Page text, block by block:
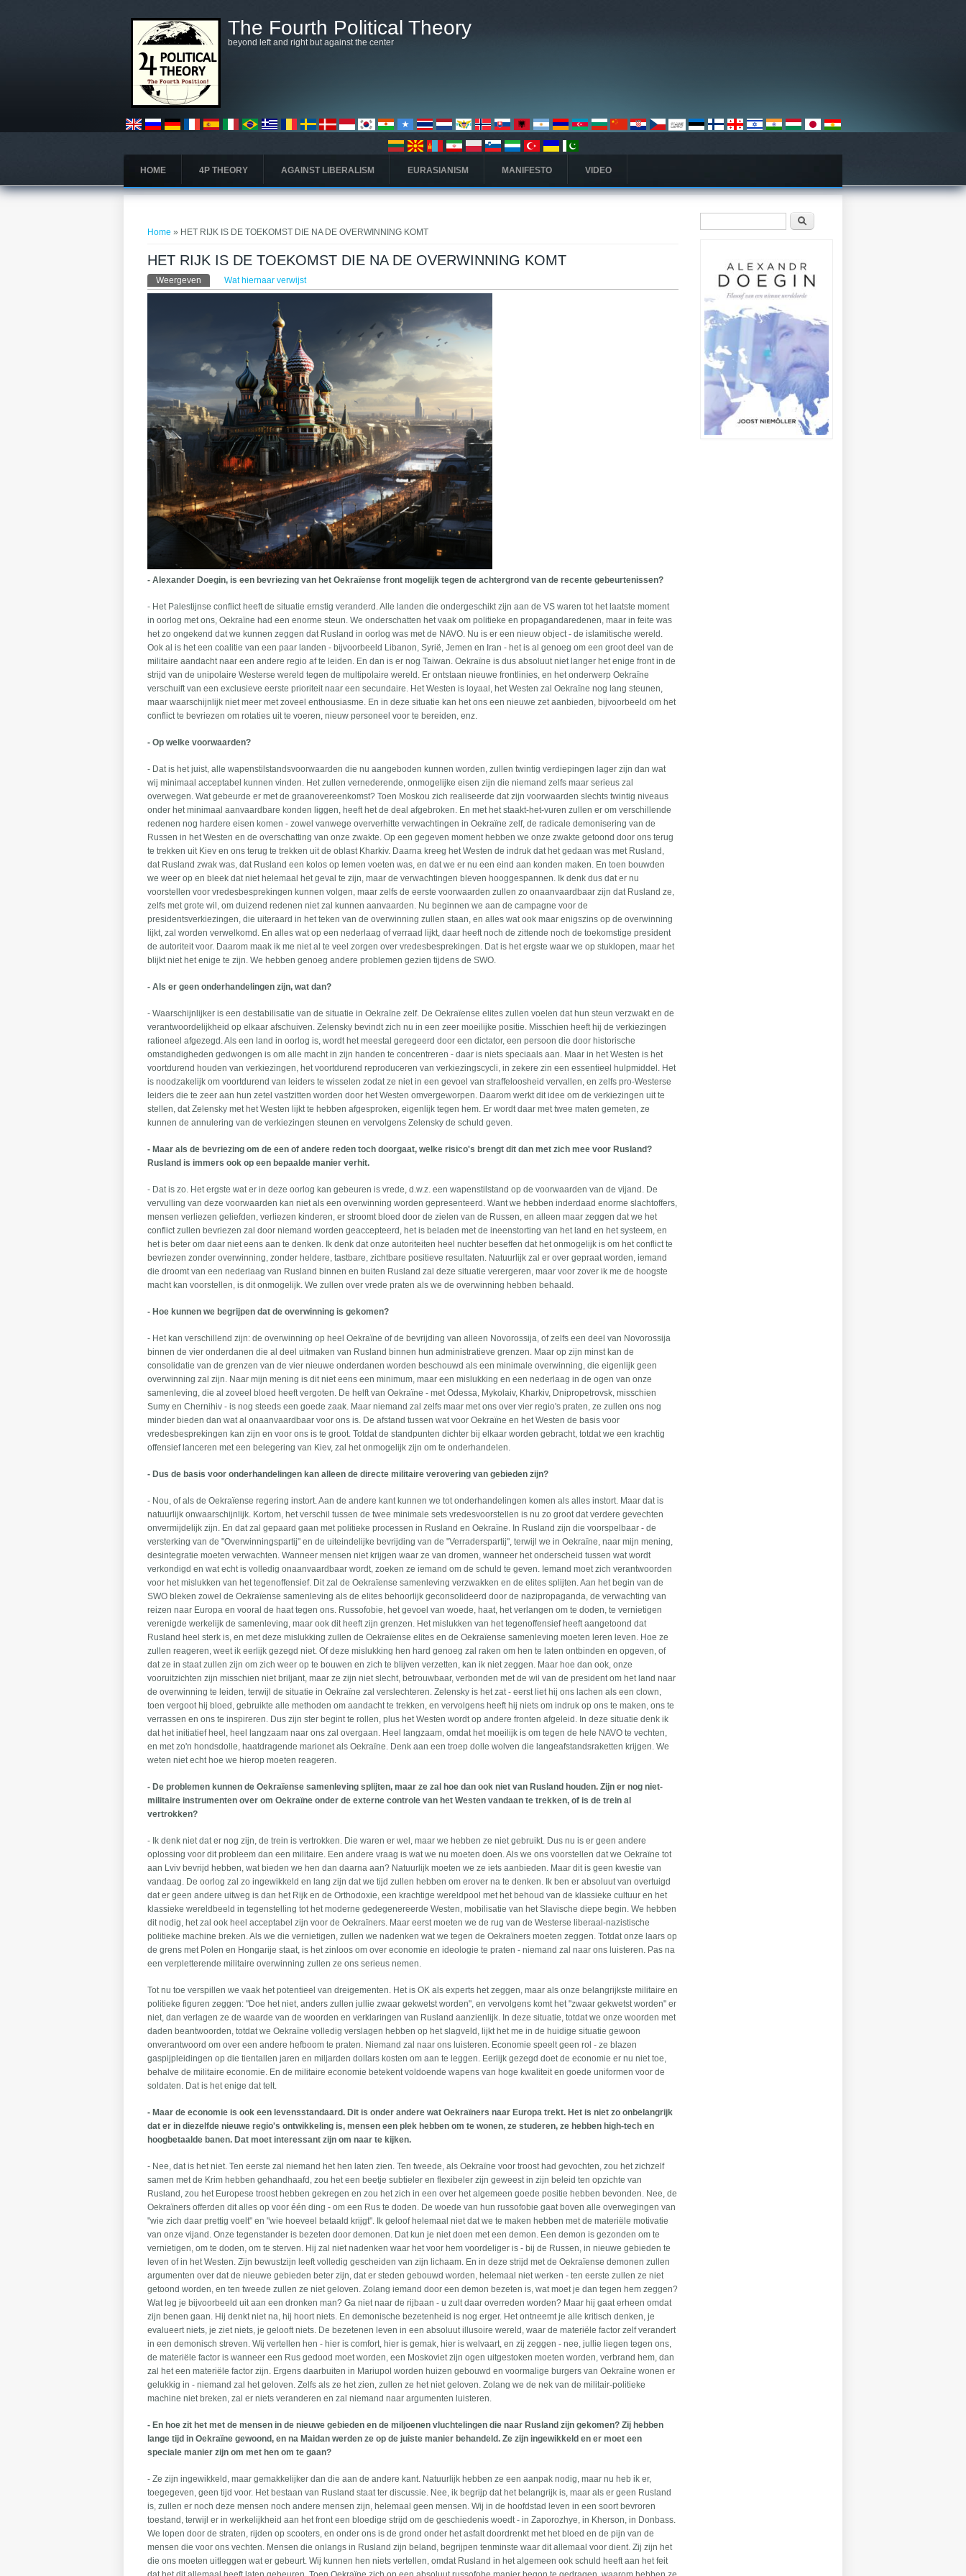
The Fourth Political Theory
beyond left and right but against the center
HOME 4P THEORY AGAINST LIBERALISM EURASIANISM MANIFESTO VIDEO
Home » HET RIJK IS DE TOEKOMST DIE NA DE OVERWINNING KOMT
HET RIJK IS DE TOEKOMST DIE NA DE OVERWINNING KOMT
Primaire tabs
Weergeven (actieve tabblad)
Wat hiernaar verwijst
- Alexander Doegin, is een bevriezing van het Oekraïense front mogelijk tegen de achtergrond van de recente gebeurtenissen?
- Het Palestijnse conflict heeft de situatie ernstig veranderd. Alle landen die ondergeschikt zijn aan de VS waren tot het laatste moment
in oorlog met ons, Oekraïne had een enorme steun. We onderschatten het vaak om politieke en propagandaredenen, maar in feite was
het zo ongekend dat we kunnen zeggen dat Rusland in oorlog was met de NAVO. Nu is er een nieuw object - de islamitische wereld.
Ook al is het een coalitie van een paar landen - bijvoorbeeld Libanon, Syrië, Jemen en Iran - het is al genoeg om een groot deel van de
militaire aandacht naar een andere regio af te leiden. En dan is er nog Taiwan. Oekraïne is dus absoluut niet langer het enige front in de
strijd van de unipolaire Westerse wereld tegen de multipolaire wereld. Er ontstaan nieuwe frontlinies, en het onderwerp Oekraïne
verschuift van een exclusieve eerste prioriteit naar een secundaire. Het Westen is loyaal, het Westen zal Oekraïne nog lang steunen,
maar waarschijnlijk niet meer met zoveel enthousiasme. En in deze situatie kan het ons een nieuwe zet aanbieden, bijvoorbeeld om het
conflict te bevriezen om rotaties uit te voeren, nieuw personeel voor te bereiden, enz.
- Op welke voorwaarden?
- Dat is het juist, alle wapenstilstandsvoorwaarden die nu aangeboden kunnen worden, zullen twintig verdiepingen lager zijn dan wat
wij minimaal acceptabel kunnen vinden. Het zullen vernederende, onmogelijke eisen zijn die niemand zelfs maar serieus zal
overwegen. Wat gebeurde er met de graanovereenkomst? Toen Moskou zich realiseerde dat zijn voorwaarden slechts twintig niveaus
onder het minimaal aanvaardbare konden liggen, heeft het de deal afgebroken. En met het staakt-het-vuren zullen er om verschillende
redenen nog hardere eisen komen - zowel vanwege oververhitte verwachtingen in Oekraïne zelf, de radicale demonisering van de
Russen in het Westen en de overschatting van onze zwakte. Op een gegeven moment hebben we onze zwakte getoond door ons terug
te trekken uit Kiev en ons terug te trekken uit de oblast Kharkiv. Daarna kreeg het Westen de indruk dat het gedaan was met Rusland,
dat Rusland zwak was, dat Rusland een kolos op lemen voeten was, en dat we er nu een eind aan konden maken. En toen bouwden
we weer op en bleek dat niet helemaal het geval te zijn, maar de verwachtingen bleven hooggespannen. Ik denk dus dat er nu
voorstellen voor vredesbesprekingen kunnen volgen, maar zelfs de eerste voorwaarden zullen zo onaanvaardbaar zijn dat Rusland ze,
zelfs met grote wil, om duizend redenen niet zal kunnen aanvaarden. Nu beginnen we aan de campagne voor de
presidentsverkiezingen, die uiteraard in het teken van de overwinning zullen staan, en alles wat ook maar enigszins op de overwinning
lijkt, zal worden verwelkomd. En alles wat op een nederlaag of verraad lijkt, daar heeft noch de zittende noch de toekomstige president
de autoriteit voor. Daarom maak ik me niet al te veel zorgen over vredesbesprekingen. Dat is het ergste waar we op stuklopen, maar het
blijkt niet het enige te zijn. We hebben genoeg andere problemen gezien tijdens de SWO.
- Als er geen onderhandelingen zijn, wat dan?
- Waarschijnlijker is een destabilisatie van de situatie in Oekraïne zelf. De Oekraïense elites zullen voelen dat hun steun verzwakt en de
verantwoordelijkheid op elkaar afschuiven. Zelensky bevindt zich nu in een zeer moeilijke positie. Misschien heeft hij de verkiezingen
rationeel afgezegd. Als een land in oorlog is, wordt het meestal geregeerd door een dictator, een persoon die door historische
omstandigheden gedwongen is om alle macht in zijn handen te concentreren - daar is niets speciaals aan. Maar in het Westen is het
voortdurend houden van verkiezingen, het voortdurend reproduceren van verkiezingscycli, in zekere zin een essentieel hulpmiddel. Het
is noodzakelijk om voortdurend van leiders te wisselen zodat ze niet in een gevoel van straffeloosheid vervallen, en zelfs pro-Westerse
leiders die te zeer aan hun zetel vastzitten worden door het Westen omvergeworpen. Daarom werkt dit idee om de verkiezingen uit te
stellen, dat Zelensky met het Westen lijkt te hebben afgesproken, eigenlijk tegen hem. Er wordt daar met twee maten gemeten, ze
kunnen de annulering van de verkiezingen steunen en vervolgens Zelensky de schuld geven.
- Maar als de bevriezing om de een of andere reden toch doorgaat, welke risico's brengt dit dan met zich mee voor Rusland?
Rusland is immers ook op een bepaalde manier verhit.
- Dat is zo. Het ergste wat er in deze oorlog kan gebeuren is vrede, d.w.z. een wapenstilstand op de voorwaarden van de vijand. De
vervulling van deze voorwaarden kan niet als een overwinning worden gepresenteerd. Want we hebben inderdaad enorme slachtoffers,
mensen verliezen geliefden, verliezen kinderen, er stroomt bloed door de zielen van de Russen, en alleen maar zeggen dat we het
conflict zullen bevriezen zal door niemand worden geaccepteerd, het is beladen met de ineenstorting van het land en het systeem, en
het is beter om daar niet eens aan te denken. Ik denk dat onze autoriteiten heel nuchter beseffen dat het onmogelijk is om het conflict te
bevriezen zonder overwinning, zonder heldere, tastbare, zichtbare positieve resultaten. Natuurlijk zal er over gepraat worden, iemand
die droomt van een nederlaag van Rusland binnen en buiten Rusland zal deze situatie verergeren, maar voor zover ik me de hoogste
macht kan voorstellen, is dit onmogelijk. We zullen over vrede praten als we de overwinning hebben behaald.
- Hoe kunnen we begrijpen dat de overwinning is gekomen?
- Het kan verschillend zijn: de overwinning op heel Oekraïne of de bevrijding van alleen Novorossija, of zelfs een deel van Novorossija
binnen de vier onderdanen die al deel uitmaken van Rusland binnen hun administratieve grenzen. Maar op zijn minst kan de
consolidatie van de grenzen van de vier nieuwe onderdanen worden beschouwd als een minimale overwinning, die eigenlijk geen
overwinning zal zijn. Naar mijn mening is dit niet eens een minimum, maar een mislukking en een nederlaag in de ogen van onze
samenleving, die al zoveel bloed heeft vergoten. De helft van Oekraïne - met Odessa, Mykolaiv, Kharkiv, Dnipropetrovsk, misschien
Sumy en Chernihiv - is nog steeds een goede zaak. Maar niemand zal zelfs maar met ons over vier regio's praten, ze zullen ons nog
minder bieden dan wat al onaanvaardbaar voor ons is. De afstand tussen wat voor Oekraïne en het Westen de basis voor
vredesbesprekingen kan zijn en voor ons is te groot. Totdat de standpunten dichter bij elkaar worden gebracht, totdat we een krachtig
offensief lanceren met een belegering van Kiev, zal het onmogelijk zijn om te onderhandelen.
- Dus de basis voor onderhandelingen kan alleen de directe militaire verovering van gebieden zijn?
- Nou, of als de Oekraïense regering instort. Aan de andere kant kunnen we tot onderhandelingen komen als alles instort. Maar dat is
natuurlijk onwaarschijnlijk. Kortom, het verschil tussen de twee minimale sets vredesvoorstellen is nu zo groot dat verdere gevechten
onvermijdelijk zijn. En dat zal gepaard gaan met politieke processen in Rusland en Oekraïne. In Rusland zijn die voorspelbaar - de
versterking van de "Overwinningspartij" en de uiteindelijke bevrijding van de "Verraderspartij", terwijl we in Oekraïne, naar mijn mening,
desintegratie moeten verwachten. Wanneer mensen niet krijgen waar ze van dromen, wanneer het onderscheid tussen wat wordt
verkondigd en wat echt is volledig onaanvaardbaar wordt, zoeken ze iemand om de schuld te geven. Iemand moet zich verantwoorden
voor het mislukken van het tegenoffensief. Dit zal de Oekraïense samenleving verzwakken en de elites splijten. Aan het begin van de
SWO bleken zowel de Oekraïense samenleving als de elites behoorlijk geconsolideerd door de nazipropaganda, de verwachting van
reizen naar Europa en vooral de haat tegen ons. Russofobie, het gevoel van woede, haat, het verlangen om te doden, te vernietigen
verenigde werkelijk de samenleving, maar ook dit heeft zijn grenzen. Het mislukken van het tegenoffensief heeft aangetoond dat
Rusland heel sterk is, en met deze mislukking zullen de Oekraïense elites en de Oekraïense samenleving moeten leren leven. Hoe ze
zullen reageren, weet ik eerlijk gezegd niet. Of deze mislukking hen hard genoeg zal raken om hen te laten ontbinden en opgeven, of
dat ze in staat zullen zijn om zich weer op te bouwen en zich te blijven verzetten, kan ik niet zeggen. Maar hoe dan ook, onze
vooruitzichten zijn misschien niet briljant, maar ze zijn niet slecht, betrouwbaar, verbonden met de wil van de president om het land naar
de overwinning te leiden, terwijl de situatie in Oekraïne zal verslechteren. Zelensky is het zat - eerst liet hij ons lachen als een clown,
toen vergoot hij bloed, gebruikte alle methoden om aandacht te trekken, en vervolgens heeft hij niets om indruk op ons te maken, ons te
verrassen en ons te inspireren. Dus zijn ster begint te rollen, plus het Westen wordt op andere fronten afgeleid. In deze situatie denk ik
dat het initiatief heel, heel langzaam naar ons zal overgaan. Heel langzaam, omdat het moeilijk is om tegen de hele NAVO te vechten,
en met zo'n hondsdolle, haatdragende marionet als Oekraïne. Denk aan een troep dolle wolven die langeafstandsraketten krijgen. We
weten niet echt hoe we hierop moeten reageren.
- De problemen kunnen de Oekraïense samenleving splijten, maar ze zal hoe dan ook niet van Rusland houden. Zijn er nog niet-
militaire instrumenten over om Oekraïne onder de externe controle van het Westen vandaan te trekken, of is de trein al
vertrokken?
- Ik denk niet dat er nog zijn, de trein is vertrokken. Die waren er wel, maar we hebben ze niet gebruikt. Dus nu is er geen andere
oplossing voor dit probleem dan een militaire. Een andere vraag is wat we nu moeten doen. Als we ons voorstellen dat we Oekraïne tot
aan Lviv bevrijd hebben, wat bieden we hen dan daarna aan? Natuurlijk moeten we ze iets aanbieden. Maar dit is geen kwestie van
vandaag. De oorlog zal zo ingewikkeld en lang zijn dat we tijd zullen hebben om erover na te denken. Ik ben er absoluut van overtuigd
dat er geen andere uitweg is dan het Rijk en de Orthodoxie, een krachtige wereldpool met het behoud van de klassieke cultuur en het
klassieke wereldbeeld in tegenstelling tot het moderne gedegenereerde Westen, mobilisatie van het Slavische diepe begin. We hebben
dit nodig, het zal ook heel acceptabel zijn voor de Oekraïners. Maar eerst moeten we de rug van de Westerse liberaal-nazistische
politieke machine breken. Als we die vernietigen, zullen we nadenken wat we tegen de Oekraïners moeten zeggen. Totdat onze laars op
de grens met Polen en Hongarije staat, is het zinloos om over economie en ideologie te praten - niemand zal naar ons luisteren. Pas na
een verpletterende militaire overwinning zullen ze ons serieus nemen.
Tot nu toe verspillen we vaak het potentieel van dreigementen. Het is OK als experts het zeggen, maar als onze belangrijkste militaire en
politieke figuren zeggen: "Doe het niet, anders zullen jullie zwaar gekwetst worden", en vervolgens komt het "zwaar gekwetst worden" er
niet, dan verlagen ze de waarde van de woorden en verklaringen van Rusland aanzienlijk. In deze situatie, totdat we onze woorden met
daden beantwoorden, totdat we Oekraïne volledig verslagen hebben op het slagveld, lijkt het me in de huidige situatie gewoon
onverantwoord om over een andere hefboom te praten. Niemand zal naar ons luisteren. Economie speelt geen rol - ze blazen
gaspijpleidingen op die tientallen jaren en miljarden dollars kosten om aan te leggen. Eerlijk gezegd doet de economie er nu niet toe,
behalve de militaire economie. En de militaire economie betekent voldoende wapens van hoge kwaliteit en goede uniformen voor de
soldaten. Dat is het enige dat telt.
- Maar de economie is ook een levensstandaard. Dit is onder andere wat Oekraïners naar Europa trekt. Het is niet zo onbelangrijk
dat er in diezelfde nieuwe regio's ontwikkeling is, mensen een plek hebben om te wonen, ze studeren, ze hebben high-tech en
hoogbetaalde banen. Dat moet interessant zijn om naar te kijken.
- Nee, dat is het niet. Ten eerste zal niemand het hen laten zien. Ten tweede, als Oekraïne voor troost had gevochten, zou het zichzelf
samen met de Krim hebben gehandhaafd, zou het een beetje subtieler en flexibeler zijn geweest in zijn beleid ten opzichte van
Rusland, zou het Europese troost hebben gekregen en zou het zich in een over het algemeen goede positie hebben bevonden. Nee, de
Oekraïners offerden dit alles op voor één ding - om een Rus te doden. De woede van hun russofobie gaat boven alle overwegingen van
"wie zich daar prettig voelt" en "wie hoeveel betaald krijgt". Ik geloof helemaal niet dat we te maken hebben met de materiële motivatie
van onze vijand. Onze tegenstander is bezeten door demonen. Dat kun je niet doen met een demon. Een demon is gezonden om te
vernietigen, om te doden, om te sterven. Hij zal niet nadenken waar het voor hem voordeliger is - bij de Russen, in nieuwe gebieden te
leven of in het Westen. Zijn bewustzijn leeft volledig gescheiden van zijn lichaam. En in deze strijd met de Oekraïense demonen zullen
argumenten over dat de nieuwe gebieden beter zijn, dat er steden gebouwd worden, helemaal niet werken - ten eerste zullen ze niet
getoond worden, en ten tweede zullen ze niet geloven. Zolang iemand door een demon bezeten is, wat moet je dan tegen hem zeggen?
Wat leg je bijvoorbeeld uit aan een dronken man? Ga niet naar de rijbaan - u zult daar overreden worden? Maar hij gaat erheen omdat
zijn benen gaan. Hij denkt niet na, hij hoort niets. En demonische bezetenheid is nog erger. Het ontneemt je alle kritisch denken, je
evalueert niets, je ziet niets, je gelooft niets. De bezetenen leven in een absoluut illusoire wereld, waar de materiële factor zelf verandert
in een demonisch streven. Wij vertellen hen - hier is comfort, hier is gemak, hier is welvaart, en zij zeggen - nee, jullie liegen tegen ons,
de materiële factor is wanneer een Rus gedood moet worden, een Moskoviet zijn ogen uitgestoken moeten worden, verbrand hem, dan
zal het een materiële factor zijn. Ergens daarbuiten in Mariupol worden huizen gebouwd en voormalige burgers van Oekraïne wonen er
gelukkig in - niemand zal het geloven. Zelfs als ze het zien, zullen ze het niet geloven. Zolang we de nek van de militair-politieke
machine niet breken, zal er niets veranderen en zal niemand naar argumenten luisteren.
- En hoe zit het met de mensen in de nieuwe gebieden en de miljoenen vluchtelingen die naar Rusland zijn gekomen? Zij hebben
lange tijd in Oekraïne gewoond, en na Maidan werden ze op de juiste manier behandeld. Ze zijn ingewikkeld en er moet een
speciale manier zijn om met hen om te gaan?
- Ze zijn ingewikkeld, maar gemakkelijker dan die aan de andere kant. Natuurlijk hebben ze een aanpak nodig, maar nu heb ik er,
toegegeven, geen tijd voor. Het bestaan van Rusland staat ter discussie. Nee, ik begrijp dat het belangrijk is, maar als er geen Rusland
is, zullen er noch deze mensen noch andere mensen zijn, helemaal geen mensen. Wij in de hoofdstad leven in een soort bevroren
toestand, terwijl er in werkelijkheid aan het front een bloedige strijd om de geschiedenis woedt - in Zaporozhye, in Kherson, in Donbass.
We lopen door de straten, rijden op scooters, en onder ons is de grond onder het asfalt doordrenkt met het bloed en de pijn van de
mensen die voor ons vechten. Mensen die onlangs in Rusland zijn beland, begrijpen tenminste waar dit allemaal voor dient. Zij zijn het
die ons moeten uitleggen wat er gebeurt. Wij kunnen hen niets vertellen, omdat Rusland in het algemeen ook schuld heeft aan het feit